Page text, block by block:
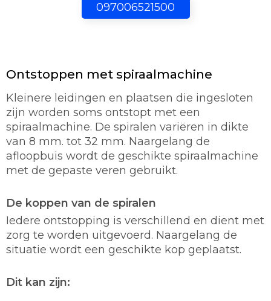
097006521500
Ontstoppen met spiraalmachine
Kleinere leidingen en plaatsen die ingesloten
zijn worden soms ontstopt met een
spiraalmachine. De spiralen variëren in dikte
van 8 mm. tot 32 mm. Naargelang de
afloopbuis wordt de geschikte spiraalmachine
met de gepaste veren gebruikt.
De koppen van de spiralen
Iedere ontstopping is verschillend en dient met
zorg te worden uitgevoerd. Naargelang de
situatie wordt een geschikte kop geplaatst.
Dit kan zijn: